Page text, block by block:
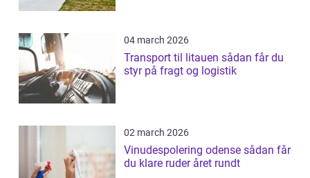
04 march 2026
Transport til litauen sådan får du
styr på fragt og logistik
02 march 2026
Vinudespolering odense sådan får
du klare ruder året rundt